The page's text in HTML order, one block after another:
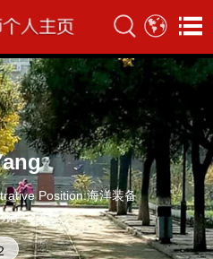
Position:海洋装备
记